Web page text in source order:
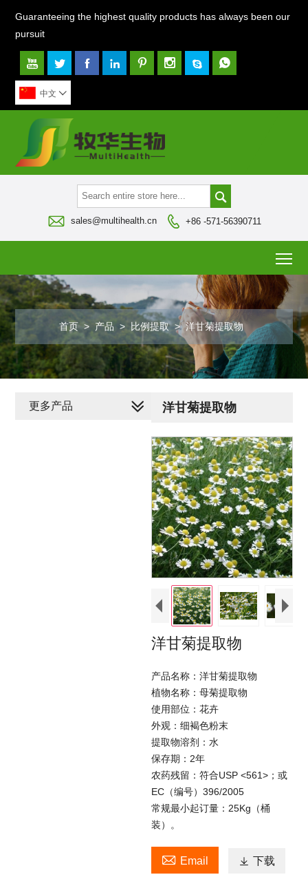
Guaranteeing the highest quality products has always been our
pursuit
       
中文 

 sales@multihealth.cn  +86 -571-56390711
首页 > 产品 > 比例提取 > 洋甘菊提取物
洋甘菊提取物
洋甘菊提取物
产品名称：洋甘菊提取物
植物名称：母菊提取物
使用部位：花卉
外观：细褐色粉末
提取物溶剂：水
保存期：2年
农药残留：符合USP <561>；或
EC（编号）396/2005
常规最小起订量：25Kg（桶
装）。
 Email  下载
更多产品